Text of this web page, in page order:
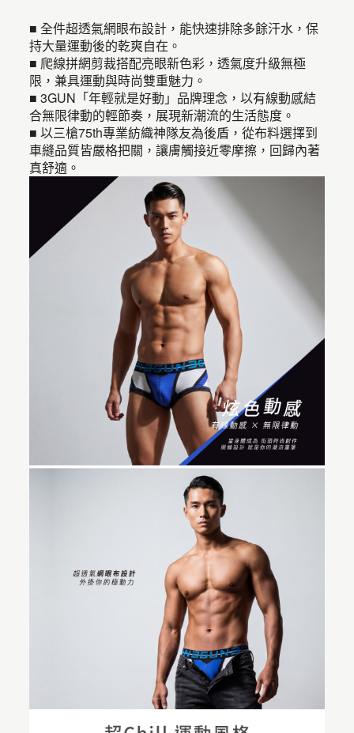
■ 全件超透氣網眼布設計，能快速排除多餘汗水，保
持大量運動後的乾爽自在。
■ 爬線拼網剪裁搭配亮眼新色彩，透氣度升級無極
限，兼具運動與時尚雙重魅力。
■ 3GUN「年輕就是好動」品牌理念，以有線動感結
合無限律動的輕節奏，展現新潮流的生活態度。
■ 以三槍75th專業紡織神隊友為後盾，從布料選擇到
車縫品質皆嚴格把關，讓膚觸接近零摩擦，回歸內著
真舒適。